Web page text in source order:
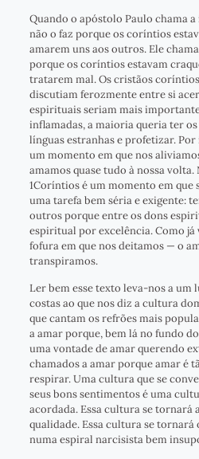
Quando o apóstolo Paulo chama
não o faz porque os coríntios
amarem uns aos outros. Ele
porque os coríntios estavam
tratarem mal. Os cristãos
discutiam ferozmente entre si
espirituais seriam mais
inflamadas, a maioria queria ter
línguas estranhas e profetizar. Por
um momento em que nos
amamos quase tudo à nossa volta.
1Coríntios é um momento em
uma tarefa bem séria e exigente:
outros porque entre os dons
espiritual por excelência. Como já
fofura em que nos deitamos — o
transpiramos.
Ler bem esse texto leva-nos a um
costas ao que nos diz a cultura
que cantam os refrões mais
a amar porque, bem lá no fundo
uma vontade de amar querendo
chamados a amar porque amar é
respirar. Uma cultura que se
seus bons sentimentos é uma
acordada. Essa cultura se tornará
qualidade. Essa cultura se tornará
numa espiral narcisista bem